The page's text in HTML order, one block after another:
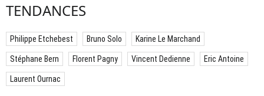
TENDANCES
Philippe Etchebest Bruno Solo Karine Le Marchand
Stéphane Bern Florent Pagny Vincent Dedienne Eric Antoine
Laurent Ournac